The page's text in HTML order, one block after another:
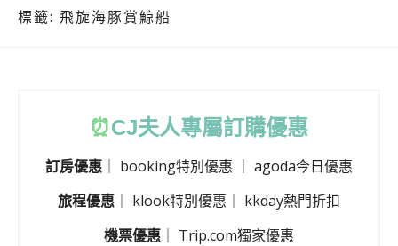
標籤: 飛旋海豚賞鯨船
⏰CJ夫人專屬訂購優惠
訂房優惠 booking特別優惠
agoda今日優惠
旅程優惠
klook特別優惠
kkday熱門折扣
機票優惠
Trip.com獨家優惠